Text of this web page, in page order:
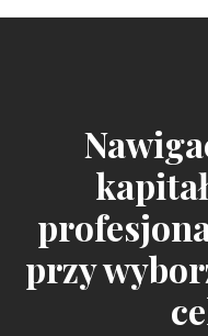
przy